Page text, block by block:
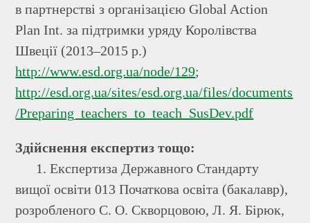
в партнерстві з організацією Global Action
Plan Int. за підтримки уряду Королівства
Швеції (2013–2015 р.)
http://www.esd.org.ua/node/129;
http://esd.org.ua/sites/esd.org.ua/files/documents
/Preparing_teachers_to_teach_SusDev.pdf
Здійснення експертиз тощо:
1. Експертиза Державного Стандарту
вищої освіти 013 Початкова освіта (бакалавр),
розробленого С. О. Скворцовою, Л. Я. Бірюк,